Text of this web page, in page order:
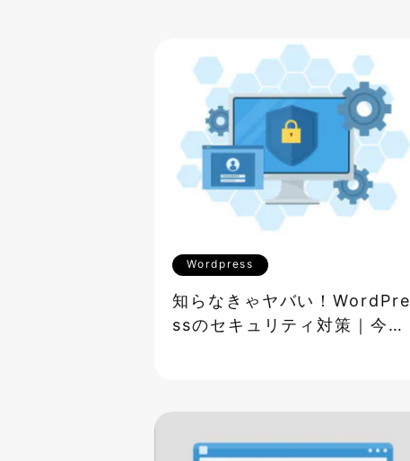
Wordpress
知らなきゃヤバい！WordPre
ssのセキュリティ対策｜今す